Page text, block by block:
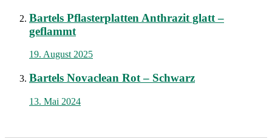
Bartels Pflasterplatten Anthrazit glatt –
geflammt
19. August 2025
Bartels Novaclean Rot – Schwarz
13. Mai 2024